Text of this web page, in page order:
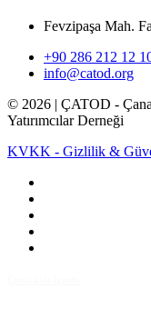
Fevzipaşa Mah.
+90 286 212 12
info@catod.org
© 2026 | ÇATOD -
Yatırımcılar Derneği
KVKK - Gizlilik &